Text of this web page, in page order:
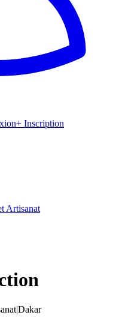
+ Inscription
Artisanat
|Dakar